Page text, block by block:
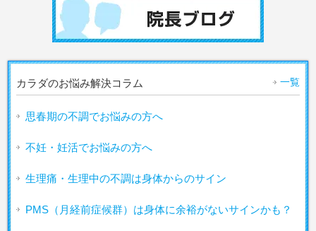
カラダのお悩み解決コラム 一覧
思春期の不調でお悩みの方へ
不妊・妊活でお悩みの方へ
生理痛・生理中の不調は身体からのサイン
PMS（月経前症候群）は身体に余裕がないサインかも？